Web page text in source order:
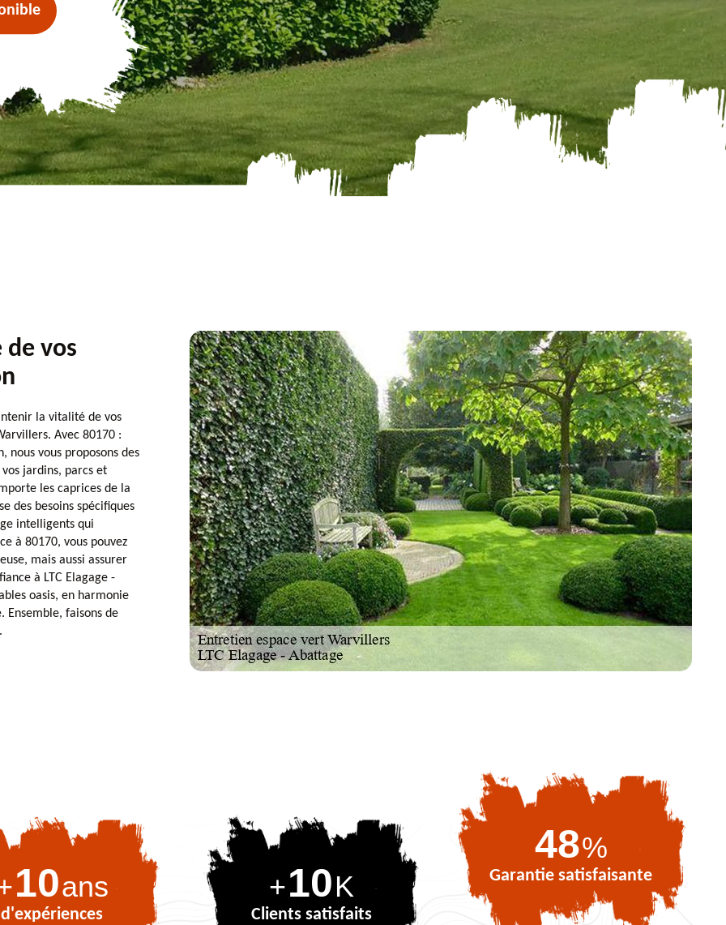
de vos
la vitalité de vos
Avec 80170 :
nous vous proposons des
jardins, parcs et
les caprices de la
des besoins spécifiques
intelligents qui
à 80170, vous pouvez
mais aussi assurer
à LTC Elagage -
oasis, en harmonie
Ensemble, faisons de
10ans
d'expériences
+10K
Clients satisfaits
70%
Garantie satisfaisante